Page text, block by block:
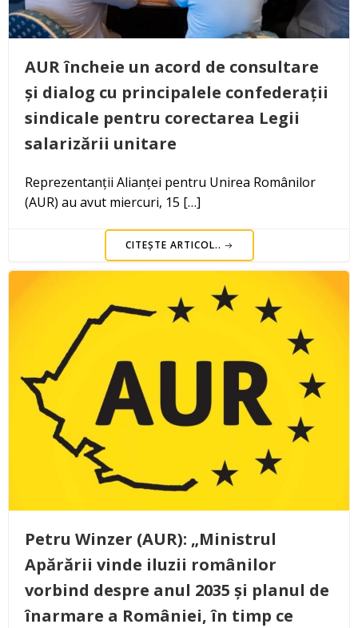
AUR încheie un acord de consultare
și dialog cu principalele confederații
sindicale pentru corectarea Legii
salarizării unitare
Reprezentanții Alianței pentru Unirea Românilor
(AUR) au avut miercuri, 15 […]
CITEȘTE ARTICOL..
Petru Winzer (AUR): „Ministrul
Apărării vinde iluzii românilor
vorbind despre anul 2035 și planul de
înarmare a României, în timp ce